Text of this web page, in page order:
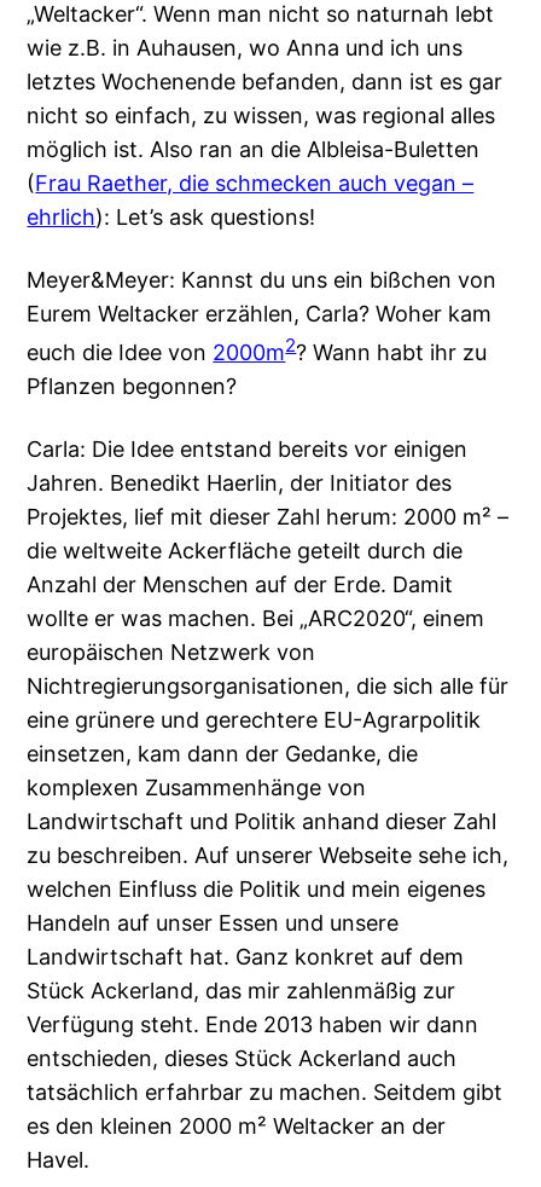
„Weltacker“. Wenn man nicht so naturnah lebt
wie z.B. in Auhausen, wo Anna und ich uns
letztes Wochenende befanden, dann ist es gar
nicht so einfach, zu wissen, was regional alles
möglich ist. Also ran an die Albleisa-Buletten
(Frau Raether, die schmecken auch vegan –
ehrlich): Let’s ask questions!
Meyer&Meyer: Kannst du uns ein bißchen von
Eurem Weltacker erzählen, Carla? Woher kam
euch die Idee von 2000m2? Wann habt ihr zu
Pflanzen begonnen?
Carla: Die Idee entstand bereits vor einigen
Jahren. Benedikt Haerlin, der Initiator des
Projektes, lief mit dieser Zahl herum: 2000 m² –
die weltweite Ackerfläche geteilt durch die
Anzahl der Menschen auf der Erde. Damit
wollte er was machen. Bei „ARC2020“, einem
europäischen Netzwerk von
Nichtregierungsorganisationen, die sich alle für
eine grünere und gerechtere EU-Agrarpolitik
einsetzen, kam dann der Gedanke, die
komplexen Zusammenhänge von
Landwirtschaft und Politik anhand dieser Zahl
zu beschreiben. Auf unserer Webseite sehe ich,
welchen Einfluss die Politik und mein eigenes
Handeln auf unser Essen und unsere
Landwirtschaft hat. Ganz konkret auf dem
Stück Ackerland, das mir zahlenmäßig zur
Verfügung steht. Ende 2013 haben wir dann
entschieden, dieses Stück Ackerland auch
tatsächlich erfahrbar zu machen. Seitdem gibt
es den kleinen 2000 m² Weltacker an der
Havel.